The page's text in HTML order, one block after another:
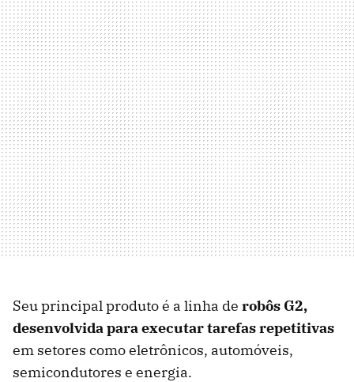
Seu principal produto é a linha de robôs G2,
desenvolvida para executar tarefas repetitivas
em setores como eletrônicos, automóveis,
semicondutores e energia.